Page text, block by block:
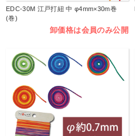
EDC-30M 江戸打紐 中 φ4mm×30m巻
(巻)
卸価格は会員のみ公開